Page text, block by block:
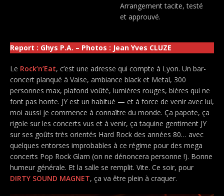
Arrangement tacite, testé
et approuvé.
Report : Ghys P.A. – Photos : Jean Yves CLUZE
Le Rock’n’Eat, c’est une adresse qui compte à Lyon. Un bar-
concert planqué à Vaise, ambiance black et Metal, 300
personnes max, plafond voûté, lumières rouges, bières qui ne
font pas honte. JY est un habitué — et à force de venir avec lui,
moi aussi je commence à connaître du monde. Ça papote, ça
rigole sur les concerts vus et à venir, ça taquine gentiment JY
sur ses goûts très orientés Hard Rock des années 80… avec
quelques entorses improbables à ce régime pour des mega
concerts Pop Rock Glam (on ne dénoncera personne !). Bonne
humeur générale. Et la salle se remplit. Vite. Ce soir, pour
DIRTY SOUND MAGNET, ça va être plein à craquer.